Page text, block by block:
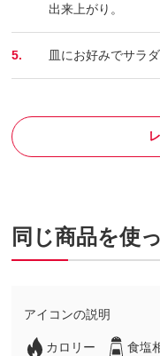
出来上がり。
5. 皿にお好みでサラ
同じ商品を使
アイコンの説明
カロリー 食塩